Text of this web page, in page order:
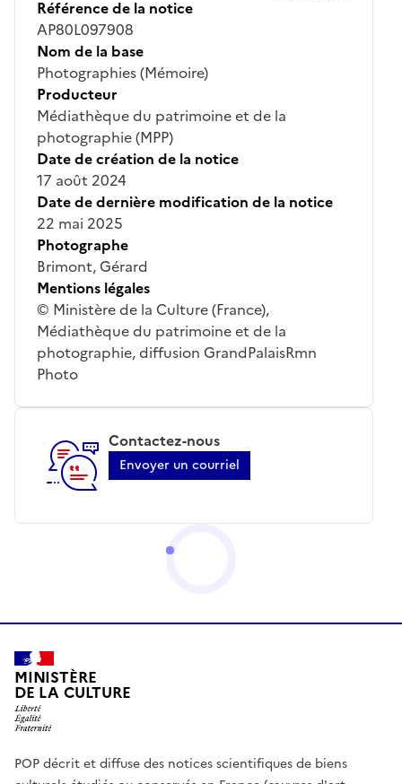
Référence de la notice
AP80L097908
Nom de la base
Photographies (Mémoire)
Producteur
Médiathèque du patrimoine et de la
photographie (MPP)
Date de création de la notice
17 août 2024
Date de dernière modification de la notice
22 mai 2025
Photographe
Brimont, Gérard
Mentions légales
© Ministère de la Culture (France),
Médiathèque du patrimoine et de la
photographie, diffusion GrandPalaisRmn
Photo
Contactez-nous
Envoyer un courriel
MINISTÈRE
DE LA CULTURE
POP décrit et diffuse des notices scientifiques de biens